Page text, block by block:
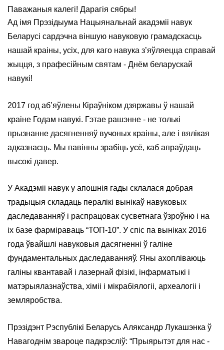
Паважаныя калегі! Дарагія сябры!
Ад імя Прэзідыума Нацыянальнай акадэміі навук
Беларусі сардэчна віншую навуковую грамадскасць
нашай краіны, усіх, для каго навука з’яўляецца справай
жыцця, з прафесійным святам - Днём беларускай
навукі!
2017 год аб’яўлены Кіраўніком дзяржавы ў нашай
краіне Годам навукі. Гэтае рашэнне - не толькі
прызнанне дасягненняў вучоных краіны, але і вялікая
адказнасць. Мы павінны зрабіць усё, каб апраўдаць
высокі давер.
У Акадэміі навук у апошнія гады склалася добрая
традыцыя складаць пералікі вынікаў навуковых
даследаванняў і распрацовак сусветнага ўзроўню і на
іх базе фарміраваць “ТОП-10”. У спіс па выніках 2016
года ўвайшлі навуковыя дасягненні ў галіне
фундаментальных даследаванняў. Яны ахопліваюць
галіны квантавай і лазернай фізікі, інфарматыкі і
матэрыялазнаўства, хіміі і мікрабіялогіі, археалогіі і
земляробства.
Прэзідэнт Рэспублікі Беларусь Аляксандр Лукашэнка ў
Навагоднім звароце падкрэсліў: “Прыярытэт для нас -